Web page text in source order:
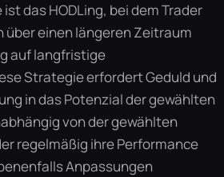
das HODLing, bei dem Trader
über einen längeren Zeitraum
auf langfristige
Strategie erfordert Geduld und
in das Potenzial der gewählten
von der gewählten
regelmäßig ihre Performance
Anpassungen